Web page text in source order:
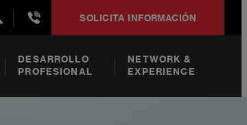
+34932492938SOLICITA INFORMACIÓN
DESARROLLO
PROFESIONAL
NETWORK &
EXPERIENCE